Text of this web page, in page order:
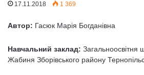
17.11.2018 1 369
Автор: Гасюк Марія Богданівна
Навчальний заклад: Загальноосвітня
Жабиня Зборівського району